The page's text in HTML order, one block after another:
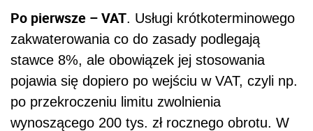
Po pierwsze – VAT. Usługi krótkoterminowego
zakwaterowania co do zasady podlegają
stawce 8%, ale obowiązek jej stosowania
pojawia się dopiero po wejściu w VAT, czyli np.
po przekroczeniu limitu zwolnienia
wynoszącego 200 tys. zł rocznego obrotu. W